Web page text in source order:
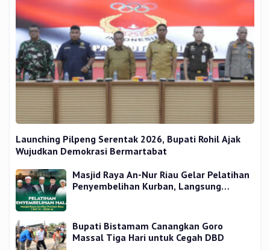
Launching Pilpeng Serentak 2026, Bupati Rohil Ajak
Wujudkan Demokrasi Bermartabat
Masjid Raya An-Nur Riau Gelar Pelatihan
Penyembelihan Kurban, Langsung
Bupati Bistamam Canangkan Goro
Massal Tiga Hari untuk Cegah DBD